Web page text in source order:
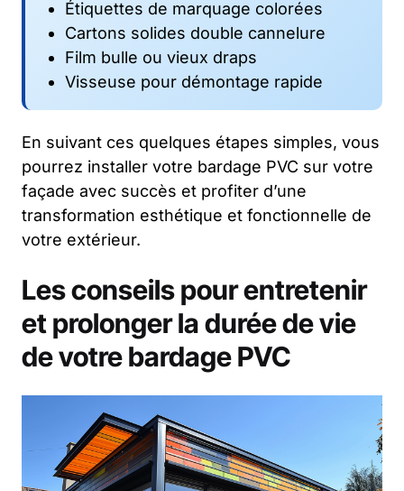
Étiquettes de marquage colorées
Cartons solides double cannelure
Film bulle ou vieux draps
Visseuse pour démontage rapide
En suivant ces quelques étapes simples, vous
pourrez installer votre bardage PVC sur votre
façade avec succès et profiter d’une
transformation esthétique et fonctionnelle de
votre extérieur.
Les conseils pour entretenir
et prolonger la durée de vie
de votre bardage PVC